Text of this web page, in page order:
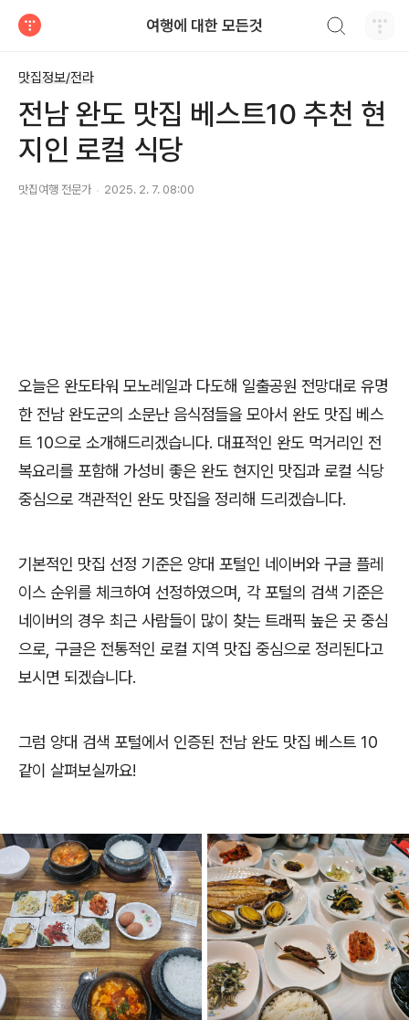
여행에 대한 모든것
맛집정보/전라
전남 완도 맛집 베스트10 추천 현
지인 로컬 식당
맛집여행 전문가 2025. 2. 7. 08:00
오늘은 완도타워 모노레일과 다도해 일출공원 전망대로 유명
한 전남 완도군의 소문난 음식점들을 모아서 완도 맛집 베스
트 10으로 소개해드리겠습니다. 대표적인 완도 먹거리인 전
복요리를 포함해 가성비 좋은 완도 현지인 맛집과 로컬 식당
중심으로 객관적인 완도 맛집을 정리해 드리겠습니다.
기본적인 맛집 선정 기준은 양대 포털인 네이버와 구글 플레
이스 순위를 체크하여 선정하였으며, 각 포털의 검색 기준은
네이버의 경우 최근 사람들이 많이 찾는 트래픽 높은 곳 중심
으로, 구글은 전통적인 로컬 지역 맛집 중심으로 정리된다고
보시면 되겠습니다.
그럼 양대 검색 포털에서 인증된 전남 완도 맛집 베스트 10
같이 살펴보실까요!